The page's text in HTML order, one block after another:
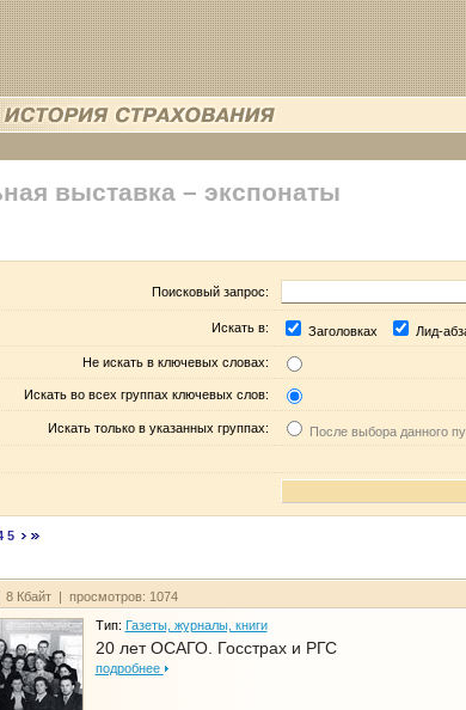
выставка – экспонаты
Поисковый запрос:
Искать в: Заголовках Лид-
Не искать в ключевых словах:
Искать во всех группах ключевых слов:
Искать только в указанных группах: После выбора данного
5
Кбайт | просмотров: 1074
Тип: Газеты, журналы, книги
20 лет ОСАГО. Госстрах и РГС
подробнее